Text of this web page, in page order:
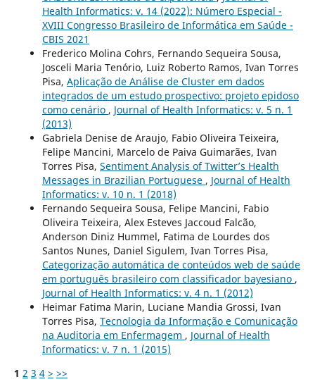
Health Informatics: v. 14 (2022): Número Especial -
XVIII Congresso Brasileiro de Informática em Saúde -
CBIS 2021
Frederico Molina Cohrs, Fernando Sequeira Sousa,
Josceli Maria Tenório, Luiz Roberto Ramos, Ivan Torres
Pisa, Aplicação de Análise de Cluster em dados
integrados de um estudo prospectivo: projeto epidoso
como cenário , Journal of Health Informatics: v. 5 n. 1
(2013)
Gabriela Denise de Araujo, Fabio Oliveira Teixeira,
Felipe Mancini, Marcelo de Paiva Guimarães, Ivan
Torres Pisa, Sentiment Analysis of Twitter’s Health
Messages in Brazilian Portuguese , Journal of Health
Informatics: v. 10 n. 1 (2018)
Fernando Sequeira Sousa, Felipe Mancini, Fabio
Oliveira Teixeira, Alex Esteves Jaccoud Falcão,
Anderson Diniz Hummel, Fatima de Lourdes dos
Santos Nunes, Daniel Sigulem, Ivan Torres Pisa,
Categorização automática de conteúdos web de saúde
em português brasileiro com classificador bayesiano ,
Journal of Health Informatics: v. 4 n. 1 (2012)
Heimar Fatima Marin, Luciane Mandia Grossi, Ivan
Torres Pisa, Tecnologia da Informação e Comunicação
na Auditoria em Enfermagem , Journal of Health
Informatics: v. 7 n. 1 (2015)
1 2 3 4 > >>